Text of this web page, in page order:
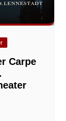
Carpe